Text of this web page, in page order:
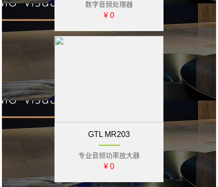
数字音频处理器
¥ 0
GTL MR203
专业音频功率放大器
¥ 0